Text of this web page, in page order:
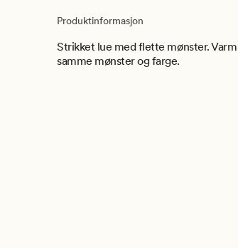
Produktinformasjon
Strikket lue med flette mønster.
samme mønster og farge.